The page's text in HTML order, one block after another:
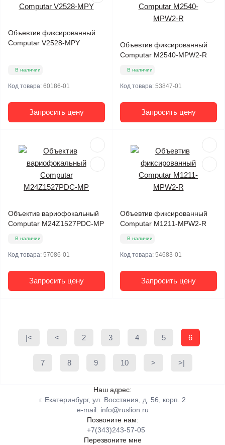
Объевтив фиксированный
Computar V2528-MPY
В наличии
Код товара: 60186-01
Запросить цену
Объевтив фиксированный
Computar M2540-MPW2-R
В наличии
Код товара: 53847-01
Запросить цену
Объектив вариофокальный
Computar M24Z1527PDC-MP
В наличии
Код товара: 57086-01
Запросить цену
Объевтив фиксированный
Computar M1211-MPW2-R
В наличии
Код товара: 54683-01
Запросить цену
|< < 2 3 4 5 6
7 8 9 10 > >|
Наш адрес:
г. Екатеринбург, ул. Восстания, д. 56, корп. 2
e-mail: info@ruslion.ru
Позвоните нам:
+7(343)243-57-05
Перезвоните мне